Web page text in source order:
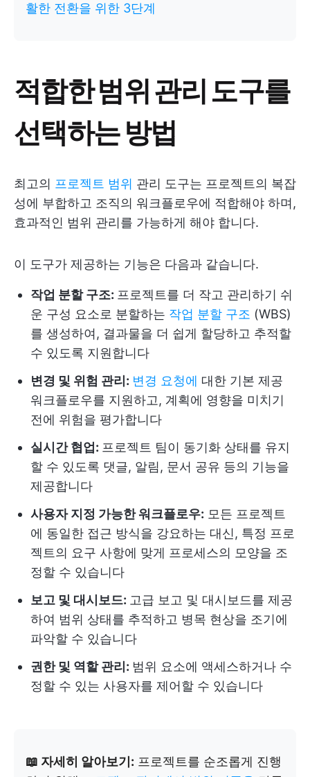
활한 전환을 위한 3단계
적합한 범위 관리 도구를
선택하는 방법
최고의 프로젝트 범위 관리 도구는 프로젝트의 복잡
성에 부합하고 조직의 워크플로우에 적합해야 하며,
효과적인 범위 관리를 가능하게 해야 합니다.
이 도구가 제공하는 기능은 다음과 같습니다.
작업 분할 구조: 프로젝트를 더 작고 관리하기 쉬
운 구성 요소로 분할하는 작업 분할 구조 (WBS)
를 생성하여, 결과물을 더 쉽게 할당하고 추적할
수 있도록 지원합니다
변경 및 위험 관리: 변경 요청에 대한 기본 제공
워크플로우를 지원하고, 계획에 영향을 미치기
전에 위험을 평가합니다
실시간 협업: 프로젝트 팀이 동기화 상태를 유지
할 수 있도록 댓글, 알림, 문서 공유 등의 기능을
제공합니다
사용자 지정 가능한 워크플로우: 모든 프로젝트
에 동일한 접근 방식을 강요하는 대신, 특정 프로
젝트의 요구 사항에 맞게 프로세스의 모양을 조
정할 수 있습니다
보고 및 대시보드: 고급 보고 및 대시보드를 제공
하여 범위 상태를 추적하고 병목 현상을 조기에
파악할 수 있습니다
권한 및 역할 관리: 범위 요소에 액세스하거나 수
정할 수 있는 사용자를 제어할 수 있습니다
📖 자세히 알아보기: 프로젝트를 순조롭게 진행